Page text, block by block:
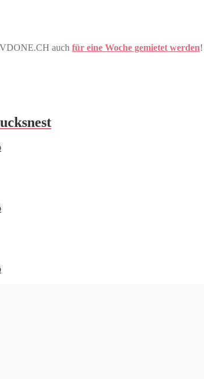
auch für eine Woche gemietet werden!